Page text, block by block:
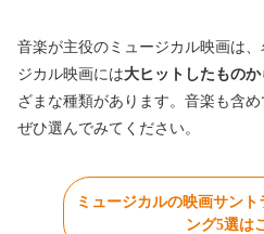
音楽が主役のミュージカル映画は
ジカル映画には大ヒットしたもの
ざまな種類があります。音楽も含め
ぜひ選んでみてください。
ミュージカルの映画サン
ング5選は